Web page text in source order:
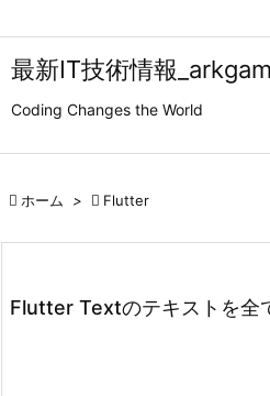
最新IT技術情報
Coding Changes the World
 ホーム >  Flutter
Flutter Textのテキストを全